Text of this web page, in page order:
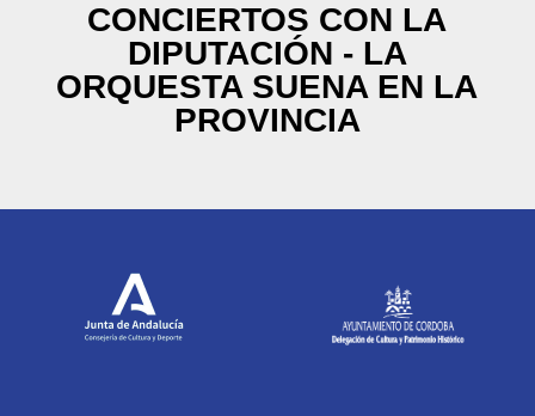
CONCIERTOS CON LA
DIPUTACIÓN - LA
ORQUESTA SUENA EN LA
PROVINCIA